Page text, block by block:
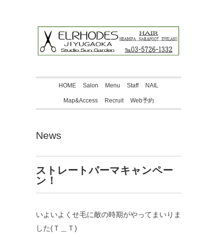
HOME Salon Menu Staff NAIL
Map&Access Recruit Web予約
News
ストレートパーマキャンペー
ン！
いよいよくせ毛に敵の時期がやってまいりま
した(Ｔ＿Ｔ)